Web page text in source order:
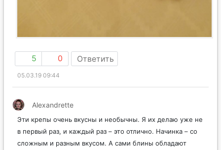
5 0 Ответить
05.03.19 09:44
Alexandrette
Эти крепы очень вкусны и необычны. Я их делаю уже не
в первый раз, и каждый раз – это отлично. Начинка – со
сложным и разным вкусом. А сами блины обладают